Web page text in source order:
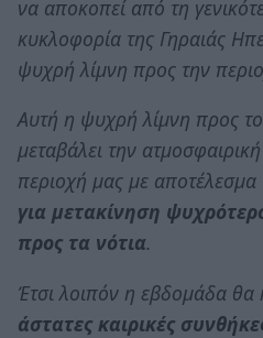
να αποκοπεί από τη
κυκλοφορία της Γηραιάς
ψυχρή λίμνη προς την
Αυτή η ψυχρή λίμνη προς
μεταβάλει την
περιοχή μας με αποτέλεσμα
για μετακίνηση
προς τα νότια.
Έτσι λοιπόν η εβδομάδα θα
άστατες καιρικές